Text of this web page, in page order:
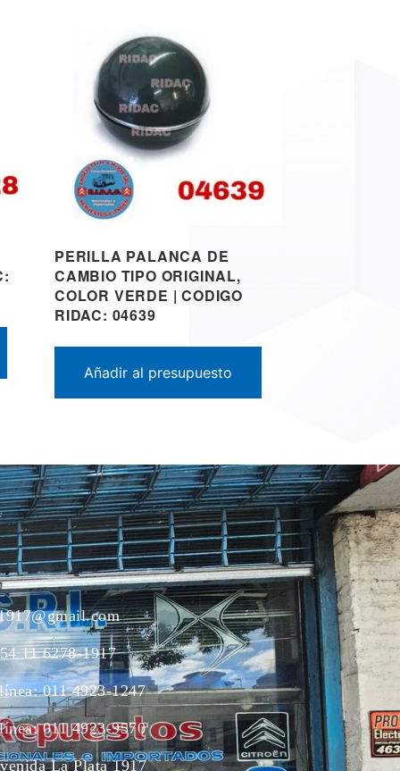
PERILLA PALANCA DE
CAMBIO TIPO ORIGINAL,
COLOR VERDE | CODIGO
RIDAC: 04639
Añadir al presupuesto
11 6278-1917
011 4923-1247
011 4923-9570
La Plata 1917